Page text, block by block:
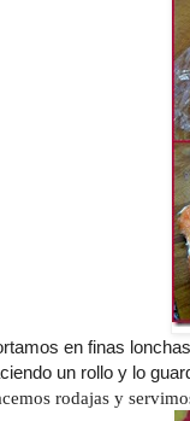
en finas
un rollo y lo
rodajas y